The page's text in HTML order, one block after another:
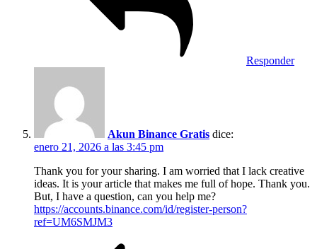
Responder
Akun Binance Gratis dice:
enero 21, 2026 a las 3:45 pm
Thank you for your sharing. I am worried that I lack creative
ideas. It is your article that makes me full of hope. Thank you.
But, I have a question, can you help me?
https://accounts.binance.com/id/register-person?
ref=UM6SMJM3